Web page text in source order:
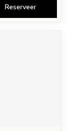
Reserveer